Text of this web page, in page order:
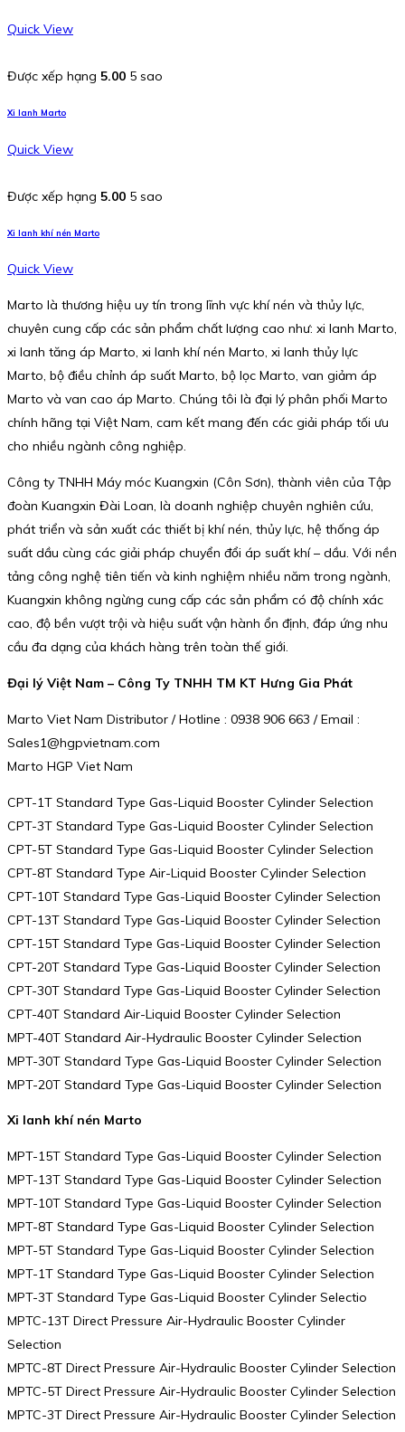
Quick View
Được xếp hạng 5.00 5 sao
Xi lanh Marto
Quick View
Được xếp hạng 5.00 5 sao
Xi lanh khí nén Marto
Quick View
Marto là thương hiệu uy tín trong lĩnh vực khí nén và thủy lực,
chuyên cung cấp các sản phẩm chất lượng cao như: xi lanh Marto,
xi lanh tăng áp Marto, xi lanh khí nén Marto, xi lanh thủy lực
Marto, bộ điều chỉnh áp suất Marto, bộ lọc Marto, van giảm áp
Marto và van cao áp Marto. Chúng tôi là đại lý phân phối Marto
chính hãng tại Việt Nam, cam kết mang đến các giải pháp tối ưu
cho nhiều ngành công nghiệp.
Công ty TNHH Máy móc Kuangxin (Côn Sơn), thành viên của Tập
đoàn Kuangxin Đài Loan, là doanh nghiệp chuyên nghiên cứu,
phát triển và sản xuất các thiết bị khí nén, thủy lực, hệ thống áp
suất dầu cùng các giải pháp chuyển đổi áp suất khí – dầu. Với nền
tảng công nghệ tiên tiến và kinh nghiệm nhiều năm trong ngành,
Kuangxin không ngừng cung cấp các sản phẩm có độ chính xác
cao, độ bền vượt trội và hiệu suất vận hành ổn định, đáp ứng nhu
cầu đa dạng của khách hàng trên toàn thế giới.
Đại lý Việt Nam – Công Ty TNHH TM KT Hưng Gia Phát
Marto Viet Nam Distributor / Hotline : 0938 906 663 / Email :
Sales1@hgpvietnam.com
Marto HGP Viet Nam
CPT-1T Standard Type Gas-Liquid Booster Cylinder Selection
CPT-3T Standard Type Gas-Liquid Booster Cylinder Selection
CPT-5T Standard Type Gas-Liquid Booster Cylinder Selection
CPT-8T Standard Type Air-Liquid Booster Cylinder Selection
CPT-10T Standard Type Gas-Liquid Booster Cylinder Selection
CPT-13T Standard Type Gas-Liquid Booster Cylinder Selection
CPT-15T Standard Type Gas-Liquid Booster Cylinder Selection
CPT-20T Standard Type Gas-Liquid Booster Cylinder Selection
CPT-30T Standard Type Gas-Liquid Booster Cylinder Selection
CPT-40T Standard Air-Liquid Booster Cylinder Selection
MPT-40T Standard Air-Hydraulic Booster Cylinder Selection
MPT-30T Standard Type Gas-Liquid Booster Cylinder Selection
MPT-20T Standard Type Gas-Liquid Booster Cylinder Selection
Xi lanh khí nén Marto
MPT-15T Standard Type Gas-Liquid Booster Cylinder Selection
MPT-13T Standard Type Gas-Liquid Booster Cylinder Selection
MPT-10T Standard Type Gas-Liquid Booster Cylinder Selection
MPT-8T Standard Type Gas-Liquid Booster Cylinder Selection
MPT-5T Standard Type Gas-Liquid Booster Cylinder Selection
MPT-1T Standard Type Gas-Liquid Booster Cylinder Selection
MPT-3T Standard Type Gas-Liquid Booster Cylinder Selectio
MPTC-13T Direct Pressure Air-Hydraulic Booster Cylinder
Selection
MPTC-8T Direct Pressure Air-Hydraulic Booster Cylinder Selection
MPTC-5T Direct Pressure Air-Hydraulic Booster Cylinder Selection
MPTC-3T Direct Pressure Air-Hydraulic Booster Cylinder Selection